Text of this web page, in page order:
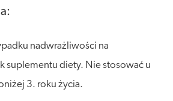
nadwrażliwości na
suplementu diety. Nie stosować u
3. roku życia.